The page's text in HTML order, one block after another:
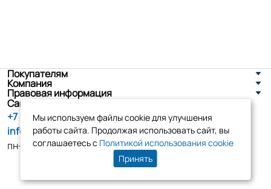
Покупателям
Компания
Правовая информация
Санкт-Петербург, ул. Новоселов д. 8
+7 (800) 555-86-90
info@tk-elko.ru
пн-пт, 10:00 - 18:00
Мы используем файлы cookie для улучшения
работы сайта. Продолжая использовать сайт, вы
соглашаетесь с Политикой использования cookie
Принять